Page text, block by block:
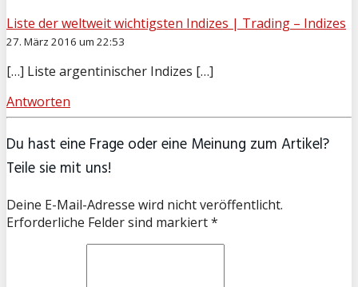
Liste der weltweit wichtigsten Indizes | Trading – Indizes
27. März 2016 um 22:53
[…] Liste argentinischer Indizes […]
Antworten
Du hast eine Frage oder eine Meinung zum Artikel?
Teile sie mit uns!
Deine E-Mail-Adresse wird nicht veröffentlicht.
Erforderliche Felder sind markiert *